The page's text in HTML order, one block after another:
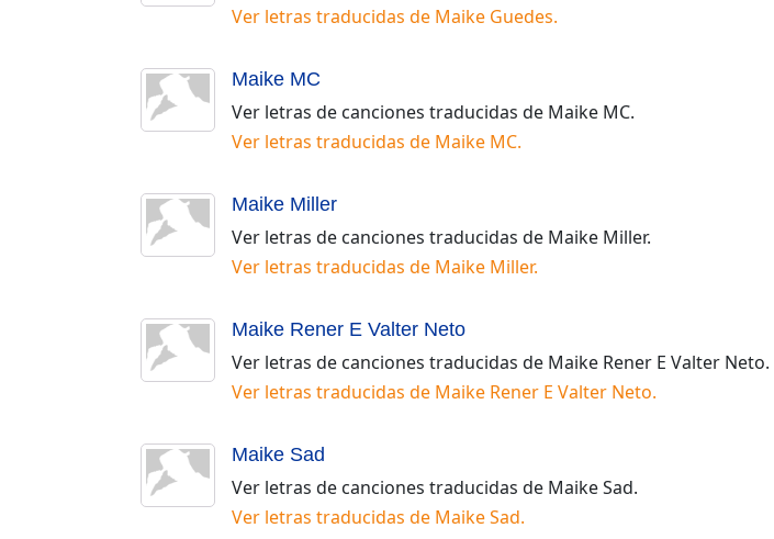
Ver letras traducidas de Maike Guedes.
Maike MC
Ver letras de canciones traducidas de Maike MC.
Ver letras traducidas de Maike MC.
Maike Miller
Ver letras de canciones traducidas de Maike Miller.
Ver letras traducidas de Maike Miller.
Maike Rener E Valter Neto
Ver letras de canciones traducidas de Maike Rener E Valter Neto.
Ver letras traducidas de Maike Rener E Valter Neto.
Maike Sad
Ver letras de canciones traducidas de Maike Sad.
Ver letras traducidas de Maike Sad.